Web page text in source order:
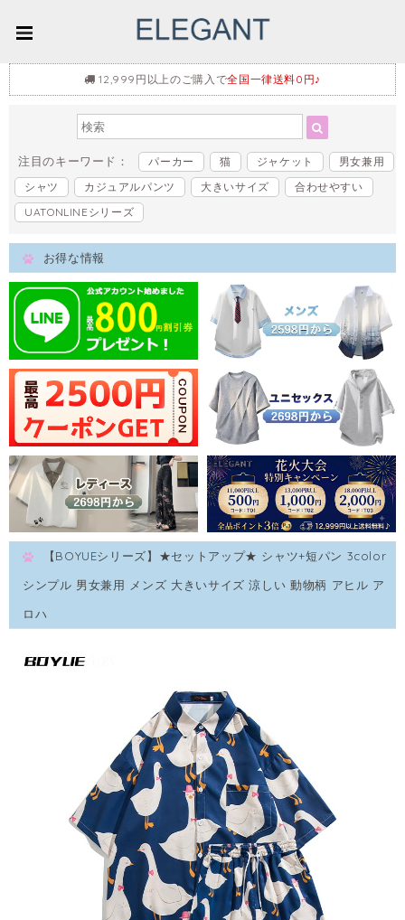
12,999円以上のご購入で全国一律送料0円♪
注目のキーワード： パーカー 猫 ジャケット
男女兼用
シャツ
カジュアルパンツ 大きいサイズ
合わせやすい
UATONLINEシリーズ
お得な情報
【BOYUEシリーズ】★セットアップ★ シャツ+短パン 3color
シンプル 男女兼用 メンズ 大きいサイズ 涼しい 動物柄 アヒル ア
ロハ